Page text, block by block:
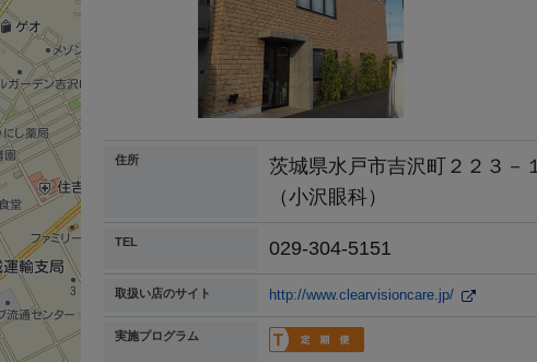
住所
茨城県水戸市吉沢町２２３－１
（小沢眼科）
TEL 029-304-5151
取扱い店のサイト http://www.clearvisioncare.jp/
実施プログラム